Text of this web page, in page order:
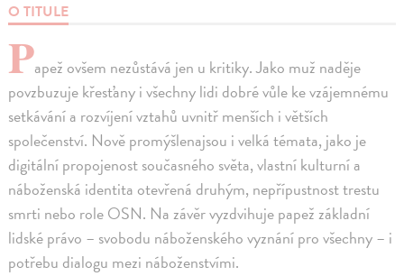
O TITULE
Papež ovšem nezůstává jen u kritiky. Jako muž naděje
povzbuzuje křesťany i všechny lidi dobré vůle ke vzájemnému
setkávání a rozvíjení vztahů uvnitř menších i větších
společenství. Nově promýšlenajsou i velká témata, jako je
digitální propojenost současného světa, vlastní kulturní a
náboženská identita otevřená druhým, nepřípustnost trestu
smrti nebo role OSN. Na závěr vyzdvihuje papež základní
lidské právo – svobodu náboženského vyznání pro všechny – i
potřebu dialogu mezi náboženstvími.